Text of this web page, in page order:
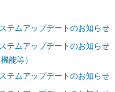
テムアップデートのお知らせ
テムアップデートのお知らせ
能等）
テムアップデートのお知らせ